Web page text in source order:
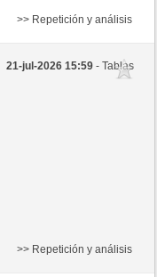
>> Repetición y análisis
21-jul-2026 15:59- Tablas
>> Repetición y análisis